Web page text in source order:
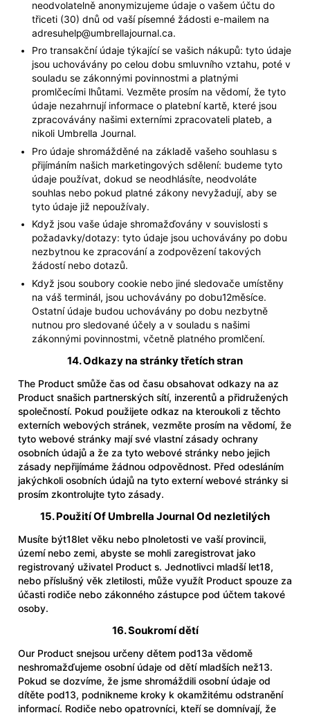
neodvolatelně anonymizujeme údaje o vašem účtu do
třiceti (30) dnů od vaší písemné žádosti e-mailem na
adresuhelp@umbrellajournal.ca.
Pro transakční údaje týkající se vašich nákupů: tyto údaje
jsou uchovávány po celou dobu smluvního vztahu, poté v
souladu se zákonnými povinnostmi a platnými
promlčecími lhůtami. Vezměte prosím na vědomí, že tyto
údaje nezahrnují informace o platební kartě, které jsou
zpracovávány našimi externími zpracovateli plateb, a
nikoli Umbrella Journal.
Pro údaje shromážděné na základě vašeho souhlasu s
přijímáním našich marketingových sdělení: budeme tyto
údaje používat, dokud se neodhlásíte, neodvoláte
souhlas nebo pokud platné zákony nevyžadují, aby se
tyto údaje již nepoužívaly.
Když jsou vaše údaje shromažďovány v souvislosti s
požadavky/dotazy: tyto údaje jsou uchovávány po dobu
nezbytnou ke zpracování a zodpovězení takových
žádostí nebo dotazů.
Když jsou soubory cookie nebo jiné sledovače umístěny
na váš terminál, jsou uchovávány po dobu12měsíce.
Ostatní údaje budou uchovávány po dobu nezbytně
nutnou pro sledované účely a v souladu s našimi
zákonnými povinnostmi, včetně platného promlčení.
14. Odkazy na stránky třetích stran
The Product smůže čas od času obsahovat odkazy na az
Product snašich partnerských sítí, inzerentů a přidružených
společností. Pokud použijete odkaz na kteroukoli z těchto
externích webových stránek, vezměte prosím na vědomí, že
tyto webové stránky mají své vlastní zásady ochrany
osobních údajů a že za tyto webové stránky nebo jejich
zásady nepřijímáme žádnou odpovědnost. Před odesláním
jakýchkoli osobních údajů na tyto externí webové stránky si
prosím zkontrolujte tyto zásady.
15. Použití Of Umbrella Journal Od nezletilých
Musíte být18let věku nebo plnoletosti ve vaší provincii,
území nebo zemi, abyste se mohli zaregistrovat jako
registrovaný uživatel Product s. Jednotlivci mladší let18,
nebo příslušný věk zletilosti, může využít Product spouze za
účasti rodiče nebo zákonného zástupce pod účtem takové
osoby.
16. Soukromí dětí
Our Product snejsou určeny dětem pod13a vědomě
neshromažďujeme osobní údaje od dětí mladších než13.
Pokud se dozvíme, že jsme shromáždili osobní údaje od
dítěte pod13, podnikneme kroky k okamžitému odstranění
informací. Rodiče nebo opatrovníci, kteří se domnívají, že